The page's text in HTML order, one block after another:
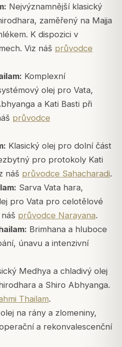
Nejvýznamnější klasický
zaměřený na Majja
K dispozici v
Viz náš průvodce
Komplexní
olej pro Vata,
a Kati Basti při
průvodce
Klasický olej pro dolní část
pro protokoly Kati
náš průvodce Sahacharadi.
Sarva Vata hara,
pro Vata pro celotělové
průvodce Narayana.
Brimhana a hluboce
únavu a intenzivní
Medhya a chladivý olej
a Shiro Abhyanga.
Thailam.
na rány a zlomeniny,
a rekonvalescenční